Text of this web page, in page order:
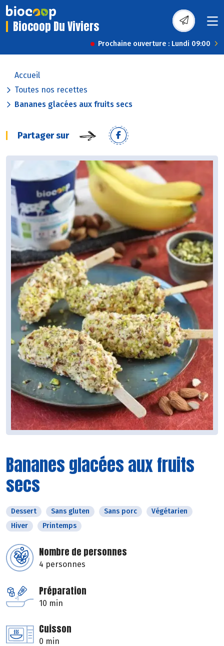
Biocoop Du Viviers
Prochaine ouverture : Lundi 09:00
Accueil
Toutes nos recettes
Bananes glacées aux fruits secs
Partager sur
Bananes glacées aux fruits
secs
Dessert Sans gluten Sans porc
Végétarien
Hiver
Printemps
Nombre de personnes
4 personnes
Préparation
10 min
Cuisson
0 min